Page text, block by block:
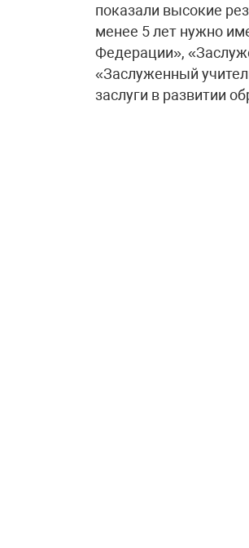
показали высокие
менее 5 лет нужно
Федерации»,
«Заслуженный
заслуги в развитии